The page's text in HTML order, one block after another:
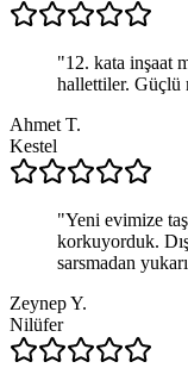
"12. kata inşaat
hallettiler. Güçlü
Ahmet T.
Kestel
"Yeni evimize
korkuyorduk.
sarsmadan
Zeynep Y.
Nilüfer